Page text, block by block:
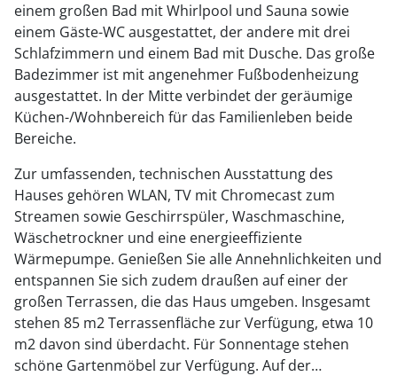
einem großen Bad mit Whirlpool und Sauna sowie
einem Gäste-WC ausgestattet, der andere mit drei
Schlafzimmern und einem Bad mit Dusche. Das große
Badezimmer ist mit angenehmer Fußbodenheizung
ausgestattet. In der Mitte verbindet der geräumige
Küchen-/Wohnbereich für das Familienleben beide
Bereiche.
Zur umfassenden, technischen Ausstattung des
Hauses gehören WLAN, TV mit Chromecast zum
Streamen sowie Geschirrspüler, Waschmaschine,
Wäschetrockner und eine energieeffiziente
Wärmepumpe. Genießen Sie alle Annehnlichkeiten und
entspannen Sie sich zudem draußen auf einer der
großen Terrassen, die das Haus umgeben. Insgesamt
stehen 85 m2 Terrassenfläche zur Verfügung, etwa 10
m2 davon sind überdacht. Für Sonnentage stehen
schöne Gartenmöbel zur Verfügung. Auf der